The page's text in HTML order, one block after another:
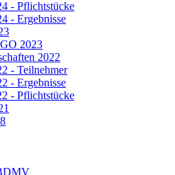
- Pflichtstücke
- Ergebnisse
2023
2022
- Teilnehmer
- Ergebnisse
- Pflichtstücke